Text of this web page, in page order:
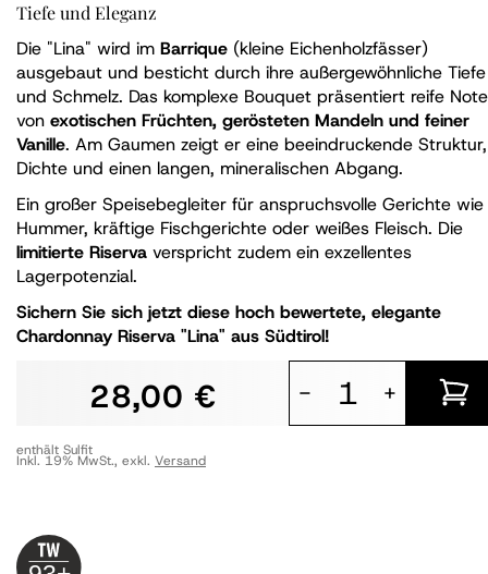
Tiefe und Eleganz
Die "Lina" wird im Barrique (kleine Eichenholzfässer)
ausgebaut und besticht durch ihre außergewöhnliche Tiefe
und Schmelz. Das komplexe Bouquet präsentiert reife
von exotischen Früchten, gerösteten Mandeln und feiner
Vanille. Am Gaumen zeigt er eine beeindruckende Struktur,
Dichte und einen langen, mineralischen Abgang.
Ein großer Speisebegleiter für anspruchsvolle Gerichte wie
Hummer, kräftige Fischgerichte oder weißes Fleisch. Die
limitierte Riserva verspricht zudem ein exzellentes
Lagerpotenzial.
Sichern Sie sich jetzt diese hoch bewertete, elegante
Chardonnay Riserva "Lina" aus Südtirol!
28,00 €
Inkl. 19% MwSt., exkl. Versand
- +
enthält Sulfit